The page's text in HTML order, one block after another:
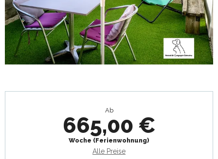
Ab
665,00 €
Woche (Ferienwohnung)
Alle Preise